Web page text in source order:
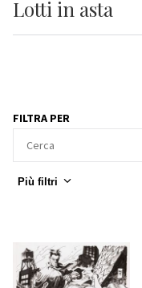
Lotti in asta
FILTRA PER
Più filtri